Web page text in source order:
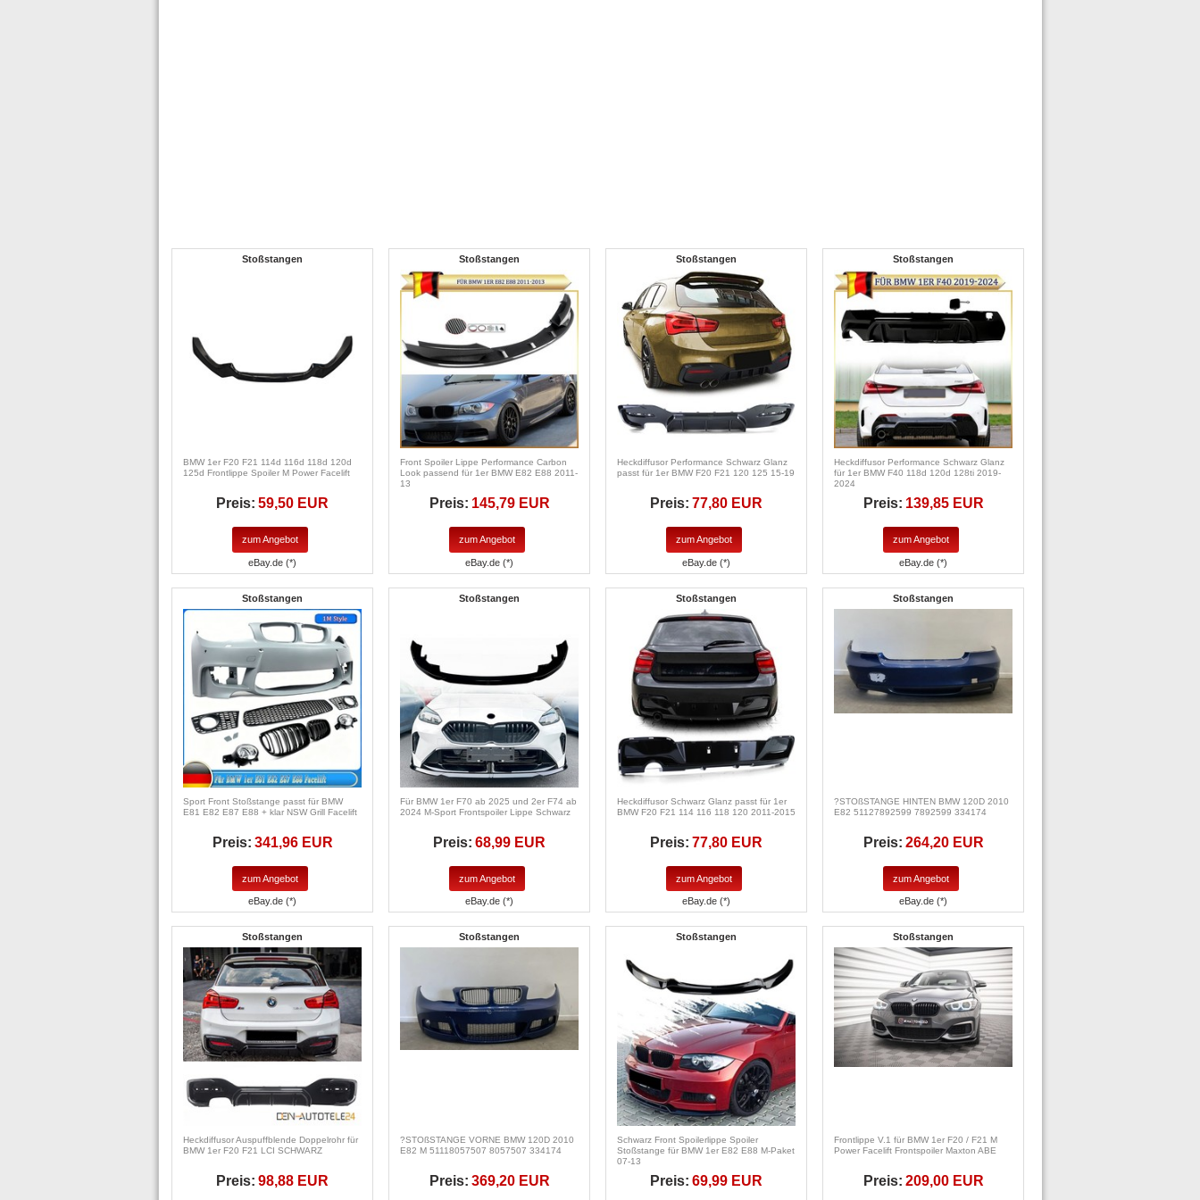
Stoßstangen
BMW 1er F20 F21 114d 116d 118d 120d
125d Frontlippe Spoiler M Power Facelift
Preis: 59,50 EUR
zum Angebot
eBay.de (*)
Stoßstangen
Front Spoiler Lippe Performance Carbon
Look passend für 1er BMW E82 E88 2011-
13
Preis: 145,79 EUR
zum Angebot
eBay.de (*)
Stoßstangen
Heckdiffusor Performance Schwarz Glanz
passt für 1er BMW F20 F21 120 125 15-19
Preis: 77,80 EUR
zum Angebot
eBay.de (*)
Stoßstangen
Heckdiffusor Performance Schwarz Glanz
für 1er BMW F40 118d 120d 128ti 2019-
2024
Preis: 139,85 EUR
zum Angebot
eBay.de (*)
Stoßstangen
Sport Front Stoßstange passt für BMW
E81 E82 E87 E88 + klar NSW Grill Facelift
Preis: 341,96 EUR
zum Angebot
eBay.de (*)
Stoßstangen
Für BMW 1er F70 ab 2025 und 2er F74 ab
2024 M-Sport Frontspoiler Lippe Schwarz
Preis: 68,99 EUR
zum Angebot
eBay.de (*)
Stoßstangen
Heckdiffusor Schwarz Glanz passt für 1er
BMW F20 F21 114 116 118 120 2011-2015
Preis: 77,80 EUR
zum Angebot
eBay.de (*)
Stoßstangen
?STOßSTANGE HINTEN BMW 120D 2010
E82 51127892599 7892599 334174
Preis: 264,20 EUR
zum Angebot
eBay.de (*)
Stoßstangen
Heckdiffusor Auspuffblende Doppelrohr für
BMW 1er F20 F21 LCI SCHWARZ
Preis: 98,88 EUR
Stoßstangen
?STOßSTANGE VORNE BMW 120D 2010
E82 M 51118057507 8057507 334174
Preis: 369,20 EUR
Stoßstangen
Schwarz Front Spoilerlippe Spoiler
Stoßstange für BMW 1er E82 E88 M-Paket
07-13
Preis: 69,99 EUR
Stoßstangen
Frontlippe V.1 für BMW 1er F20 / F21 M
Power Facelift Frontspoiler Maxton ABE
Preis: 209,00 EUR